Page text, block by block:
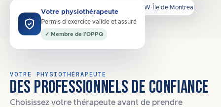
H4A, H4B, H4X, H3S, H3T, H3V, H3W· Île de Montreal
Votre physiothérapeute
Permis d’exercice valide et assuré
✓ Membre de l’OPPQ
VOTRE PHYSIOTHÉRAPEUTE
DES PROFESSIONNELS DE CONFIANCE
Choisissez votre thérapeute avant de prendre